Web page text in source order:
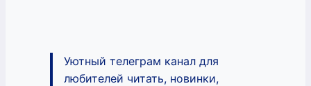
Уютный телеграм канал для
любителей читать, новинки,